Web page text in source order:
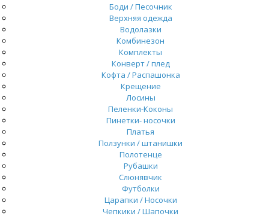
Боди / Песочник
Верхняя одежда
Водолазки
Комбинезон
Комплекты
Конверт / плед
Кофта / Распашонка
Крещение
Лосины
Пеленки-Коконы
Пинетки- носочки
Платья
Ползунки / штанишки
Полотенце
Рубашки
Слюнявчик
Футболки
Царапки / Носочки
Чепкики / Шапочки